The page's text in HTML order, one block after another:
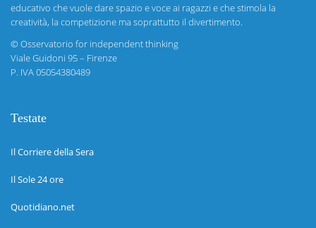
educativo che vuole dare spazio e voce ai ragazzi e che stimola la
creatività, la competizione ma soprattutto il divertimento.
©Osservatorio for independent thinking
Viale Guidoni 95 – Firenze
P. IVA 05054380489
Testate
Il Corriere della Sera
Il Sole 24 ore
Quotidiano.net